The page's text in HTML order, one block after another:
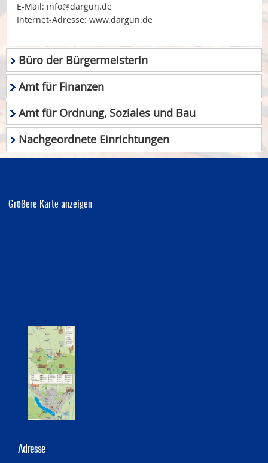
E-Mail: info@dargun.de
Internet-Adresse: www.dargun.de
Büro der Bürgermeisterin
Amt für Finanzen
Amt für Ordnung, Soziales und Bau
Nachgeordnete Einrichtungen
Größere Karte anzeigen
Adresse